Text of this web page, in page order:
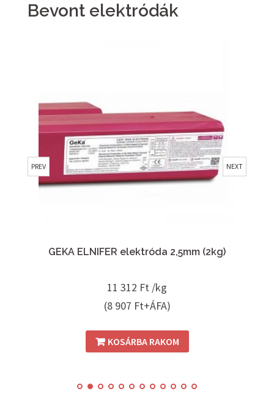
Bevont elektródák
GEKA ELNIFER elektróda 2,5mm (2kg)
11 312 Ft /kg
(8 907 Ft+ÁFA)
KOSÁRBA RAKOM
PREV NEXT